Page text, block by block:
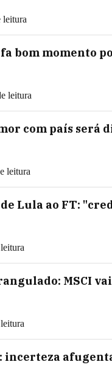
leitura
bom momento
leitura
com país será
leitura
Lula ao FT:
MSCI
incerteza